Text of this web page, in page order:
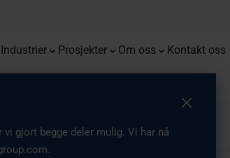
Industrier Prosjekter
Fra
Om oss
Vi
Kontakt oss
gjort begge deler mulig. Vi har nå